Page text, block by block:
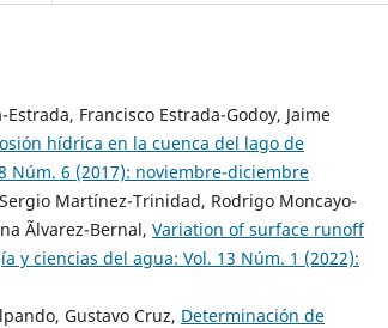
Francisco Estrada-Godoy, Jaime
hídrica en la cuenca del lago de
Núm. 6 (2017): noviembre-diciembre
Martínez-Trinidad, Rodrigo Moncayo-
Ãlvarez-Bernal, Variation of surface runoff
y ciencias del agua: Vol. 13 Núm. 1 (2022):
Gustavo Cruz, Determinación de